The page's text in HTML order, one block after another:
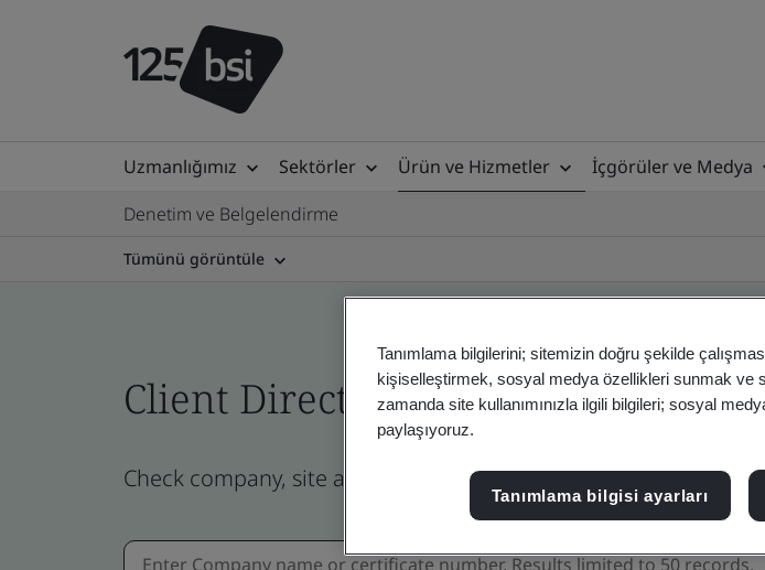
Uzmanlığımız Sektörler Ürün ve Hizmetler İçgörüler ve Medya
Denetim ve Belgelendirme
Tümünü görüntüle
Client Directory certificate
Check company, site and product certificates - Validation and
Tanımlama bilgilerini; sitemizin doğru şekilde
kişiselleştirmek, sosyal medya özellikleri sunmak ve
zamanda site kullanımınızla ilgili bilgileri; sosyal
paylaşıyoruz.
Tanımlama bilgisi ayarları